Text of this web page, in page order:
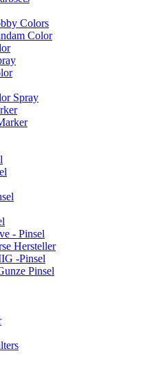
Colors
Color
Spray
- Pinsel
Hersteller
-Pinsel
Pinsel